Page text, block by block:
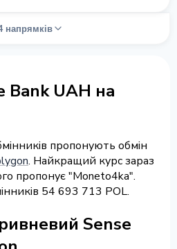
напрямків
Bank UAH на
пропонують обмін
. Найкращий курс зараз
пропонує "Moneto4ka".
54 693 713 POL.
Sense